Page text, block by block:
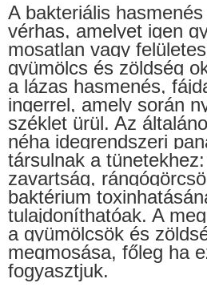
A bakteriális
vérhas, amelyet igen
mosatlan vagy
gyümölcs és zöldség
a lázas hasmenés,
ingerrel, amely során
széklet ürül. Az
néha idegrendszeri
társulnak a
zavartság,
baktérium
tulajdoníthatóak. A
a gyümölcsök és
megmosása, főleg ha
fogyasztjuk.